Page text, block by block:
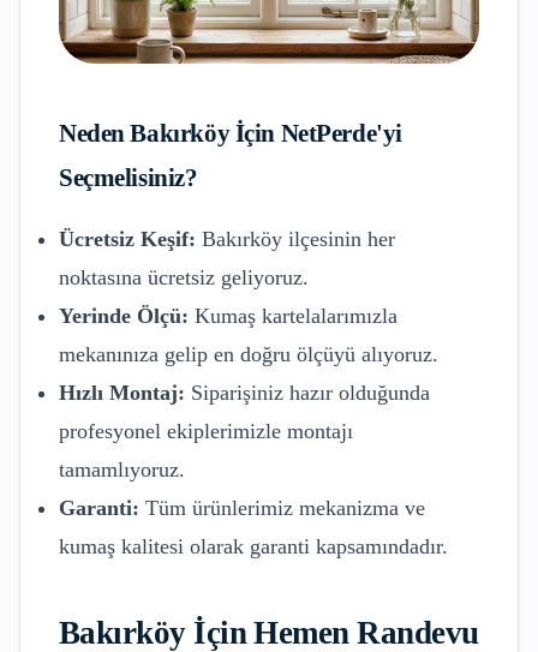
NedenBakırköyİçin NetPerde'yi
Seçmelisiniz?
Ücretsiz Keşif: Bakırköy ilçesinin her
noktasına ücretsiz geliyoruz.
Yerinde Ölçü: Kumaş kartelalarımızla
mekanınıza gelip en doğru ölçüyü alıyoruz.
Hızlı Montaj: Siparişiniz hazır olduğunda
profesyonel ekiplerimizle montajı
tamamlıyoruz.
Garanti: Tüm ürünlerimiz mekanizma ve
kumaş kalitesi olarak garanti kapsamındadır.
Bakırköyİçin Hemen Randevu